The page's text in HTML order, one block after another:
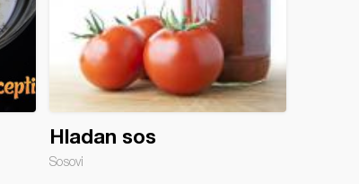
Hladan sos
Sosovi